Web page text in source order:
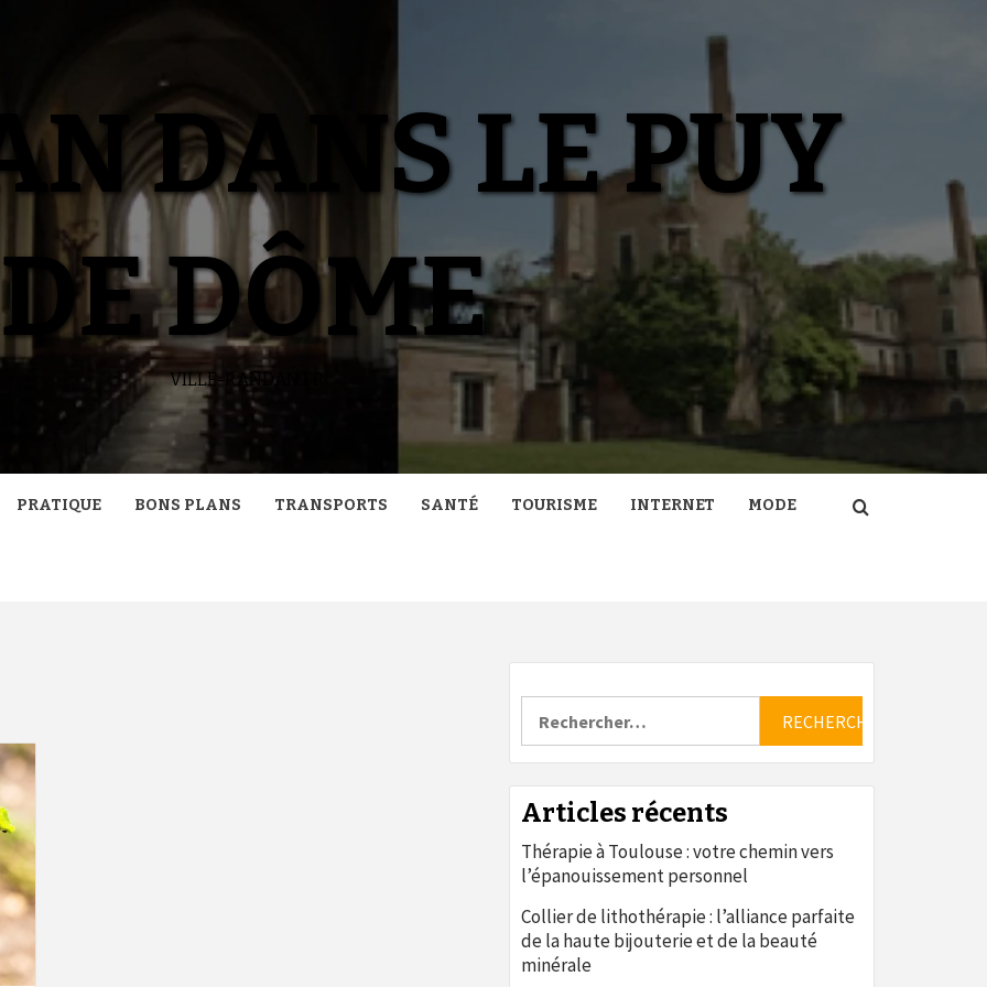
DANS LE PUY
DE DÔME
VILLE-RANDAN.FR
PRATIQUE BONS PLANS TRANSPORTS SANTÉ TOURISME INTERNET MODE
Articles récents
Thérapie à Toulouse : votre chemin vers
l’épanouissement personnel
Collier de lithothérapie : l’alliance parfaite
de la haute bijouterie et de la beauté
minérale